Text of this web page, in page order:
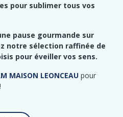
pour sublimer tous vos
pause gourmande sur
notre sélection raffinée de
pour éveiller vos sens.
MAISON LEONCEAU pour